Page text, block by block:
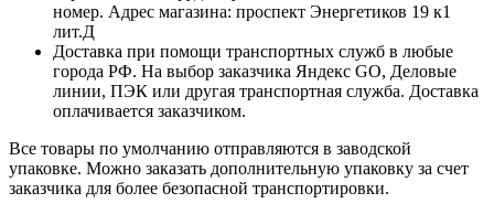
номер. Адрес магазина: проспект Энергетиков 19 к1
лит.Д
Доставка при помощи транспортных служб в любые
города РФ. На выбор заказчика Яндекс GO, Деловые
линии, ПЭК или другая транспортная служба. Доставка
оплачивается заказчиком.
Все товары по умолчанию отправляются в заводской
упаковке. Можно заказать дополнительную упаковку за счет
заказчика для более безопасной транспортировки.